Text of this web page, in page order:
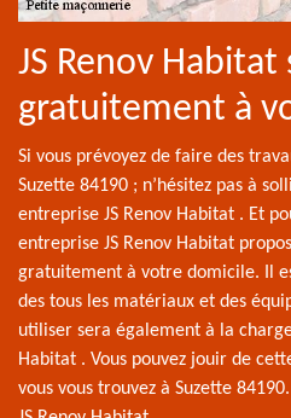
JS Renov Habitat
gratuitement à
Si vous prévoyez de faire des
Suzette 84190 ; n’hésitez pas à
entreprise JS Renov Habitat . Et
entreprise JS Renov Habitat
gratuitement à votre domicile. Il
des tous les matériaux et des
utiliser sera également à la
Habitat . Vous pouvez jouir de
vous vous trouvez à Suzette